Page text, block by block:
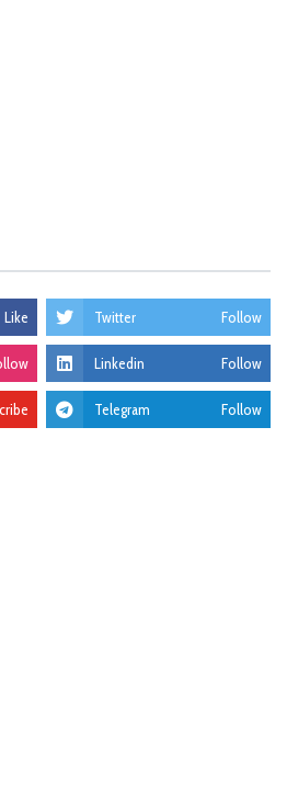
Like Twitter Follow
Linkedin Follow
Telegram Follow